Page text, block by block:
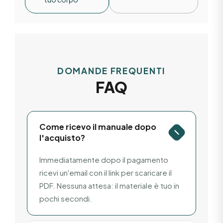
DOMANDE FREQUENTI
FAQ
Come ricevo il manuale dopo
l'acquisto?
Immediatamente dopo il pagamento
ricevi un'email con il link per scaricare il
PDF. Nessuna attesa: il materiale è tuo in
pochi secondi.